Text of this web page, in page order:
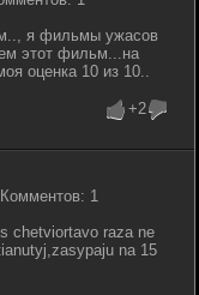
я фильмы ужасов
этот фильм...на
оценка 10 из 10..
+2
1
chetviortavo raza ne
na 15